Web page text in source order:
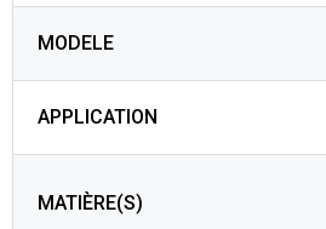
MODELE
APPLICATION
MATIÈRE(S)